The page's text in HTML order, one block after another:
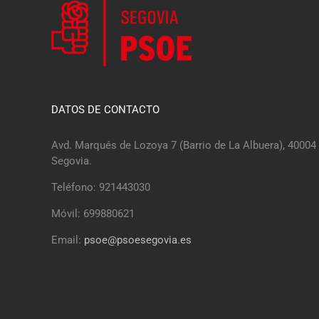
DATOS DE CONTACTO
Avd. Marqués de Lozoya 7 (Barrio de La Albuera), 40004
Segovia.
Teléfono: 921443030
Móvil: 699880621
Email: psoe@psoesegovia.es